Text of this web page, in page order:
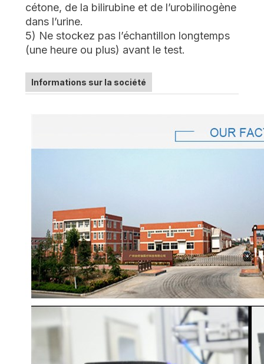
cétone, de la bilirubine et de l’urobilinogène
dans l’urine.
5) Ne stockez pas l’échantillon longtemps
(une heure ou plus) avant le test.
Informations sur la société